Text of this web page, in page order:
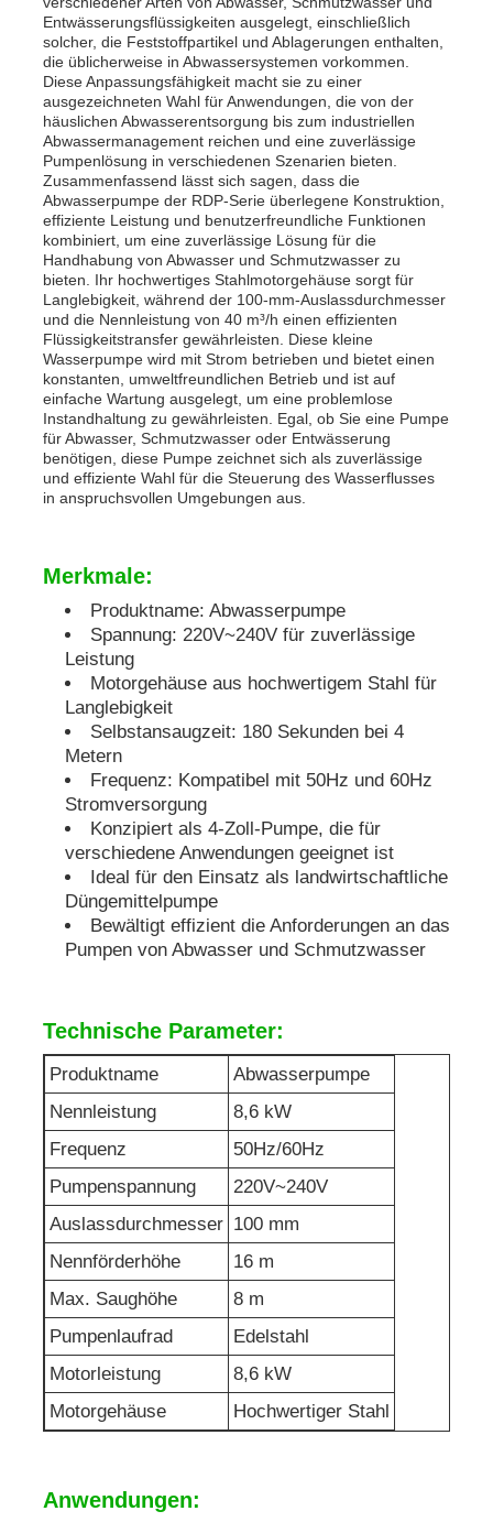
Dieselgeneratorsatz
Benzingenerator-Satz
Inverter-Generator-Set
Portables Generatorset
Industrieller Generatorsatz
Digitaler Generatorsatz
Open Frame Generator
Hauptgebrauchsgenerator
Überdachungs-Generator-Satz
Geräuscharmer Generator
Generatorwartung
Schweißgeneratorsatz
Dieselmotor des Generators
Abwasserpumpe
Entwässerungsflüssigkeiten ausgelegt, einschließlich
solcher, die Feststoffpartikel und Ablagerungen enthalten,
die üblicherweise in Abwassersystemen vorkommen.
Diese Anpassungsfähigkeit macht sie zu einer
ausgezeichneten Wahl für Anwendungen, die von der
häuslichen Abwasserentsorgung bis zum industriellen
Abwassermanagement reichen und eine zuverlässige
Pumpenlösung in verschiedenen Szenarien bieten.
Zusammenfassend lässt sich sagen, dass die
Abwasserpumpe der RDP-Serie überlegene Konstruktion,
effiziente Leistung und benutzerfreundliche Funktionen
kombiniert, um eine zuverlässige Lösung für die
Handhabung von Abwasser und Schmutzwasser zu
bieten. Ihr hochwertiges Stahlmotorgehäuse sorgt für
Langlebigkeit, während der 100-mm-Auslassdurchmesser
und die Nennleistung von 40 m³/h einen effizienten
Flüssigkeitstransfer gewährleisten. Diese kleine
Wasserpumpe wird mit Strom betrieben und bietet einen
konstanten, umweltfreundlichen Betrieb und ist auf
einfache Wartung ausgelegt, um eine problemlose
Instandhaltung zu gewährleisten. Egal, ob Sie eine Pumpe
für Abwasser, Schmutzwasser oder Entwässerung
benötigen, diese Pumpe zeichnet sich als zuverlässige
und effiziente Wahl für die Steuerung des Wasserflusses
in anspruchsvollen Umgebungen aus.
Merkmale:
Produktname: Abwasserpumpe
Spannung: 220V~240V für zuverlässige
Leistung
Motorgehäuse aus hochwertigem Stahl für
Langlebigkeit
Selbstansaugzeit: 180 Sekunden bei 4
Metern
Frequenz: Kompatibel mit 50Hz und 60Hz
Stromversorgung
Konzipiert als 4-Zoll-Pumpe, die für
verschiedene Anwendungen geeignet ist
Ideal für den Einsatz als landwirtschaftliche
Düngemittelpumpe
Bewältigt effizient die Anforderungen an das
Pumpen von Abwasser und Schmutzwasser
Technische Parameter:
Produktname
Abwasserpumpe
Nennleistung
8,6 kW
Frequenz
50Hz/60Hz
Pumpenspannung
220V~240V
Auslassdurchmesser 100 mm
Nennförderhöhe
16 m
Max. Saughöhe
8 m
Pumpenlaufrad
Edelstahl
Motorleistung
8,6 kW
Motorgehäuse
Hochwertiger Stahl
Anwendungen: